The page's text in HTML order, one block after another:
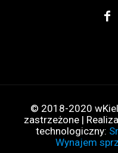
© 2018-2020
zastrzeżone |
technologiczny:
Wynajem